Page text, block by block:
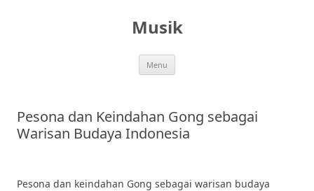
Musik
Menu
Pesona dan Keindahan Gong sebagai
Warisan Budaya Indonesia
Pesona dan keindahan Gong sebagai warisan budaya